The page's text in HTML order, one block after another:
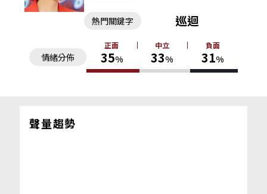
情緒分佈
正面
35%
中立
33%
負面
31%
熱門關鍵字 巡迴
聲量趨勢